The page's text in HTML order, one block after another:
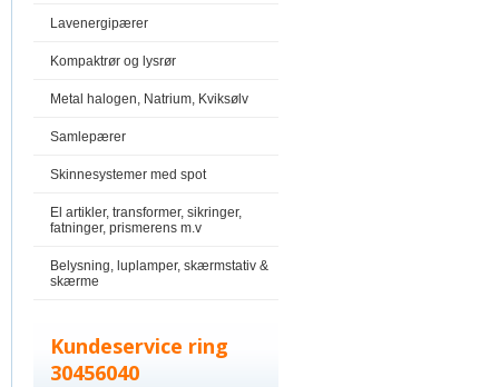
Lavenergipærer
Kompaktrør og lysrør
Metal halogen, Natrium, Kviksølv
Samlepærer
Skinnesystemer med spot
El artikler, transformer, sikringer,
fatninger, prismerens m.v
Belysning, luplamper, skærmstativ &
skærme
Kundeservice ring
30456040